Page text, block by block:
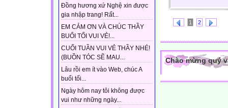
Đồng hương xứ Nghệ xin được
gia nhập trang! Rất...
EM CẢM ƠN VÀ CHÚC THẦY
BUỔI TỐI VUI VẺ!...
CUỐI TUẦN VUI VẺ THẦY NHÉ!
(BUỒN TÓC SẼ MAU...
Lâu rồi em ít vào Web, chúc A
buổi tối...
Ngày hôm nay tôi không được
vui như những ngày...
1 2
Chào mừng quý